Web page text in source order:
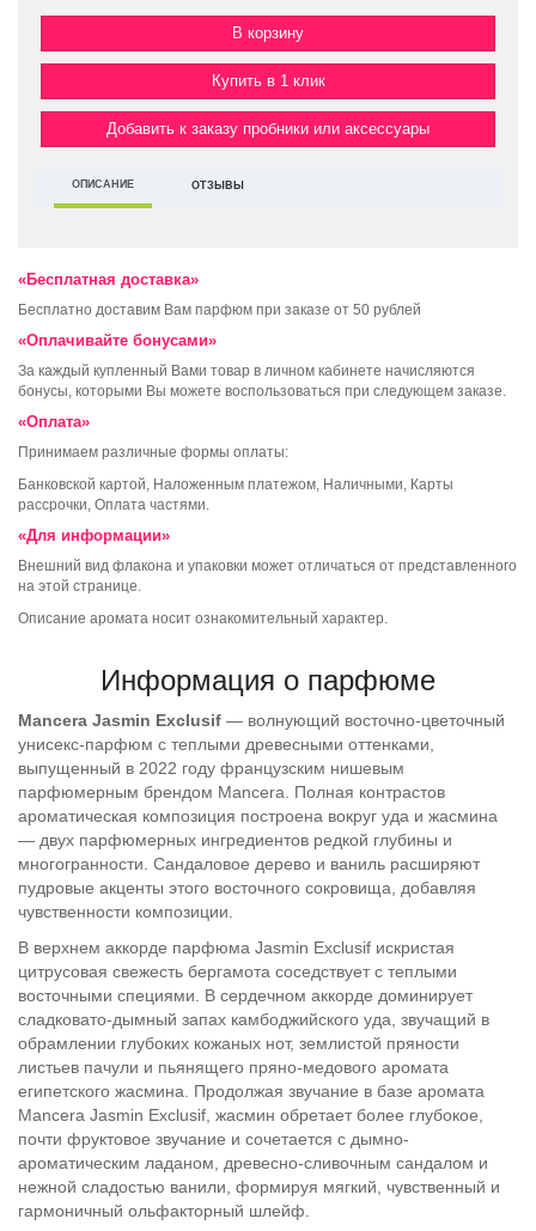
Купить в 1 клик
Добавить к заказу пробники или аксессуары
ОПИСАНИЕ ОТЗЫВЫ
«Бесплатная доставка»
Бесплатно доставим Вам парфюм при заказе от 50 рублей
«Оплачивайте бонусами»
За каждый купленный Вами товар в личном кабинете начисляются
бонусы, которыми Вы можете воспользоваться при следующем заказе.
«Оплата»
Принимаем различные формы оплаты:
Банковской картой, Наложенным платежом, Наличными, Карты
рассрочки, Оплата частями.
«Для информации»
Внешний вид флакона и упаковки может отличаться от представленного
на этой странице.
Описание аромата носит ознакомительный характер.
Информация о парфюме
Mancera Jasmin Exclusif — волнующий восточно-цветочный
унисекс-парфюм с теплыми древесными оттенками,
выпущенный в 2022 году французским нишевым
парфюмерным брендом Mancera. Полная контрастов
ароматическая композиция построена вокруг уда и жасмина
— двух парфюмерных ингредиентов редкой глубины и
многогранности. Сандаловое дерево и ваниль расширяют
пудровые акценты этого восточного сокровища, добавляя
чувственности композиции.
В верхнем аккорде парфюма Jasmin Exclusif искристая
цитрусовая свежесть бергамота соседствует с теплыми
восточными специями. В сердечном аккорде доминирует
сладковато-дымный запах камбоджийского уда, звучащий в
обрамлении глубоких кожаных нот, землистой пряности
листьев пачули и пьянящего пряно-медового аромата
египетского жасмина. Продолжая звучание в базе аромата
Mancera Jasmin Exclusif, жасмин обретает более глубокое,
почти фруктовое звучание и сочетается с дымно-
ароматическим ладаном, древесно-сливочным сандалом и
нежной сладостью ванили, формируя мягкий, чувственный и
гармоничный ольфакторный шлейф.